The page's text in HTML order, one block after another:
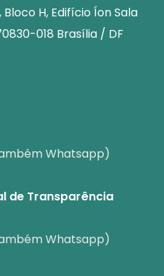
Bloco H, Edifício Íon Sala
018 Brasília / DF
Whatsapp)
de Transparência
Whatsapp)